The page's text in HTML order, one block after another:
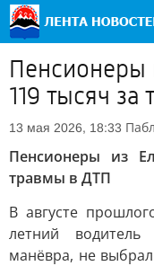
Пенсионеры
119 тысяч
13 мая 2026, 18:33
Пенсионеры из
травмы в ДТП
В августе
летний
манёвра, не